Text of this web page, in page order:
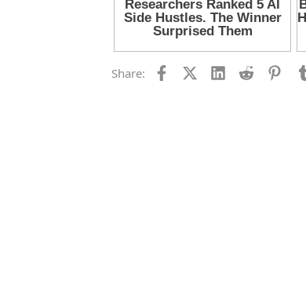
Share: FacebookX (Twitter)
LinkedInReddit